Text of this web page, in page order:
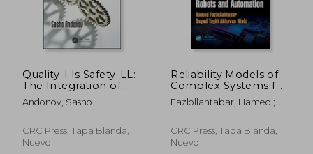
dcto. $ 151.21 dcto.
Quality-I Is Safety-LL:
The Integration of
Two Management
Systems (en Inglés)
Andonov, Sasho
CRC Press, Tapa Blanda,
Nuevo
Reliability Models of
Complex Systems for
Robots and
Automation (en
Fazlollahtabar, Hamed ;
Akhavan
CRC Press, Tapa Blanda,
Nuevo